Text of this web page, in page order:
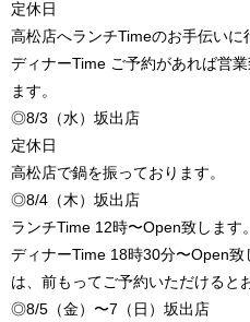
定休日
高松店へランチTimeのお手伝いに
ディナーTime ご予約があれば営
ます。
◎8/3（水）坂出店
定休日
高松店で鍋を振っております。
◎8/4（木）坂出店
ランチTime 12時〜Open致します。
ディナーTime 18時30分〜Open
は、前もってご予約いただけると
◎8/5（金）〜7（日）坂出店